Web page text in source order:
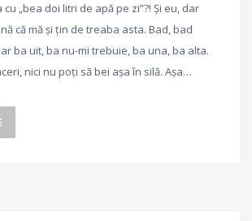
„bea doi litri de apă pe zi”?! Și eu, dar
că mă și țin de treaba asta. Bad, bad
ba uit, ba nu-mi trebuie, ba una, ba alta.
nici nu poți să bei așa în silă. Așa…